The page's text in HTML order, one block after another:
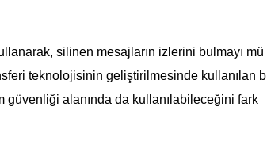
silinen mesajların izlerini bulmayı mü
teknolojisinin geliştirilmesinde kullanılan b
güvenliği alanında da kullanılabileceğini fark